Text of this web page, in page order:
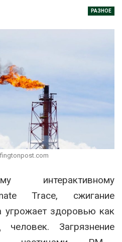
РАЗНОЕ
интерактивному
Trace, сжигание
угрожает здоровью как
Загрязнение